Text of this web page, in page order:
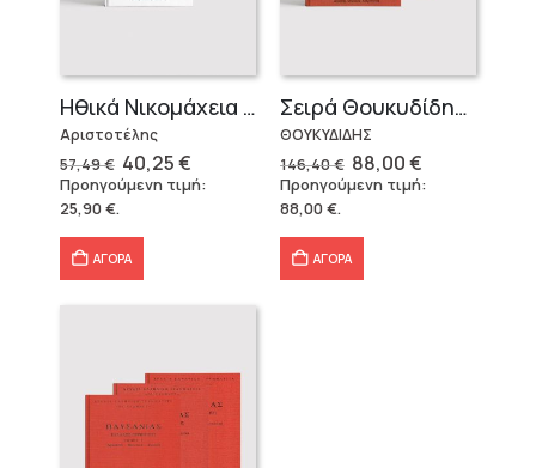
Ηθικά Νικομάχεια (3 τόμοι)
Αριστοτέλης
57,49€ Original
price
was:
40,25€Η
τρέχουσα
τιμή
Προηγούμενη τιμή:
25,90€.
ΑΓΟΡΑ
Σειρά Θουκυδίδης – Δεμένο (4 τόμοι)
ΘΟΥΚΥΔΙΔΗΣ
146,40€ Original
price
was:
88,00€Η
τρέχουσα
τιμή
Προηγούμενη τιμή:
88,00€.
ΑΓΟΡΑ